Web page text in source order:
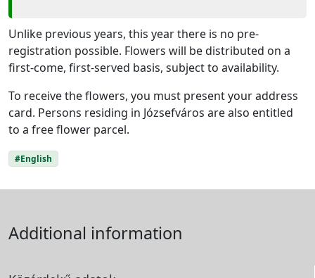
Unlike previous years, this year there is no pre-
registration possible. Flowers will be distributed on a
first-come, first-served basis, subject to availability.
To receive the flowers, you must present your address
card. Persons residing in Józsefváros are also entitled
to a free flower parcel.
#English
Additional information